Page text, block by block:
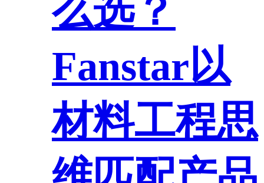
么选？
Fanstar以
材料工程思